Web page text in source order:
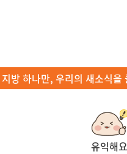
지방 하나만, 우리의 새소식을
유익해요